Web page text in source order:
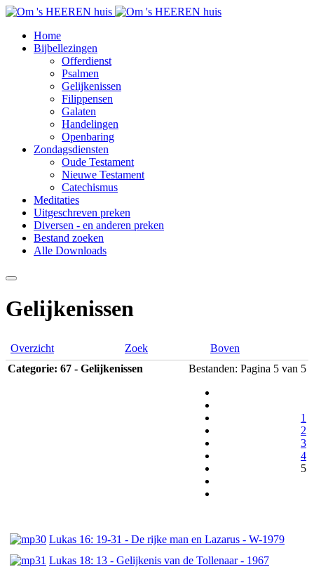
Home
Bijbellezingen
Offerdienst
Psalmen
Gelijkenissen
Filippensen
Galaten
Handelingen
Openbaring
Zondagsdiensten
Oude Testament
Nieuwe Testament
Catechismus
Meditaties
Uitgeschreven preken
Diversen - en anderen preken
Bestand zoeken
Alle Downloads
Gelijkenissen
Overzicht Zoek
Boven
Categorie: 67 - Gelijkenissen
Bestanden: Pagina 5 van 5
1
2
3
4
5
Lukas 16: 19-31 - De rijke man en Lazarus - W-1979
Lukas 18: 13 - Gelijkenis van de Tollenaar - 1967